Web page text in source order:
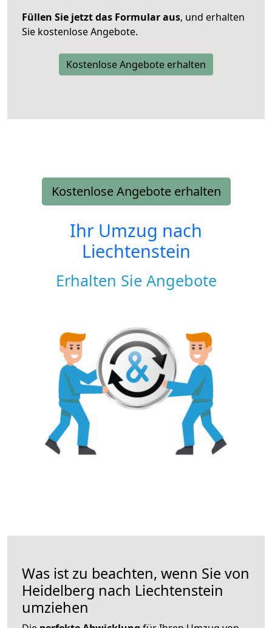
Füllen Sie jetzt das Formular aus, und erhalten
Sie kostenlose Angebote.
Kostenlose Angebote erhalten
Kostenlose Angebote erhalten
Ihr Umzug nach
Liechtenstein
Erhalten Sie Angebote
Was ist zu beachten, wenn Sie von
Heidelberg nach Liechtenstein
umziehen